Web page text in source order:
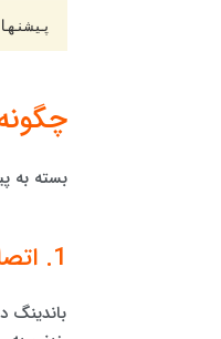
بسته به
1. اتصال دندان
باندینگ